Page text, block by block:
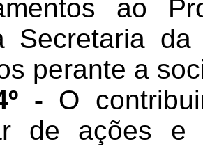
ao
Secretaria
perante a
- O
de ações e